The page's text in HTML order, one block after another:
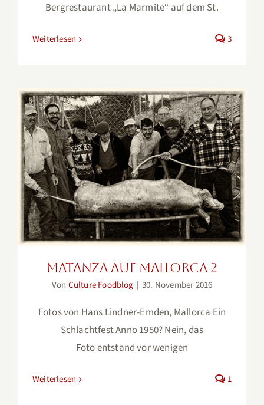
Bergrestaurant „La Marmite“ auf dem St.
Weiterlesen 3
Matanza auf Mallorca 2
Matanza auf Mallorca 2
Von Culture Foodblog | 30. November 2016
Fotos von Hans Lindner-Emden, Mallorca Ein
Schlachtfest Anno 1950? Nein, das
Foto entstand vor wenigen
Weiterlesen 1